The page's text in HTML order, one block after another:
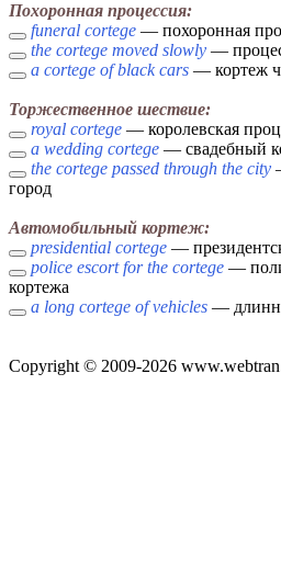
Похоронная процессия:
funeral cortege — похоронная
the cortege moved slowly —
a cortege of black cars — кортеж
Торжественное шествие:
royal cortege — королевская
a wedding cortege — свадебный
the cortege passed through the city
город
Автомобильный кортеж:
presidential cortege —
police escort for the cortege —
кортежа
a long cortege of vehicles —
Copyright © 2009-2026